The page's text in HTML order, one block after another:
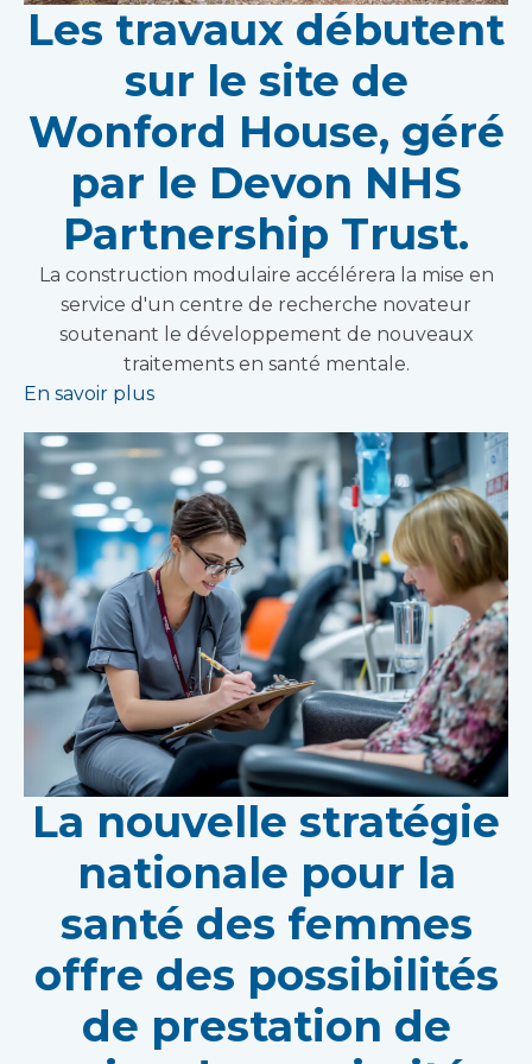
Les travaux débutent
sur le site de
Wonford House, géré
par le Devon NHS
Partnership Trust.
La construction modulaire accélérera la mise en
service d'un centre de recherche novateur
soutenant le développement de nouveaux
traitements en santé mentale.
En savoir plus
La nouvelle stratégie
nationale pour la
santé des femmes
offre des possibilités
de prestation de